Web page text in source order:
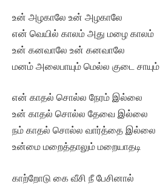
உன் அழகாலே உன் அழகாலே
என் வெயில் காலம் அது மழை காலம்
உன் கனவாலே உன் கனவாலே
மனம் அலைபாயும் மெல்ல குடை சாயும்
என் காதல் சொல்ல நேரம் இல்லை
உன் காதல் சொல்ல தேவை இல்லை
நம் காதல் சொல்ல வார்த்தை இல்லை
உன்மை மறைத்தாலும் மறையாதடி
காற்றோடு கை வீசி நீ பேசினால்